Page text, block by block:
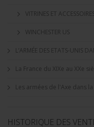
VITRINES ET
WINCHESTER US
L’ARMÉE DES ETATS-UNIS
La France du XIXe au XXe
Les armées de l'Axe dans
HISTORIQUE DES